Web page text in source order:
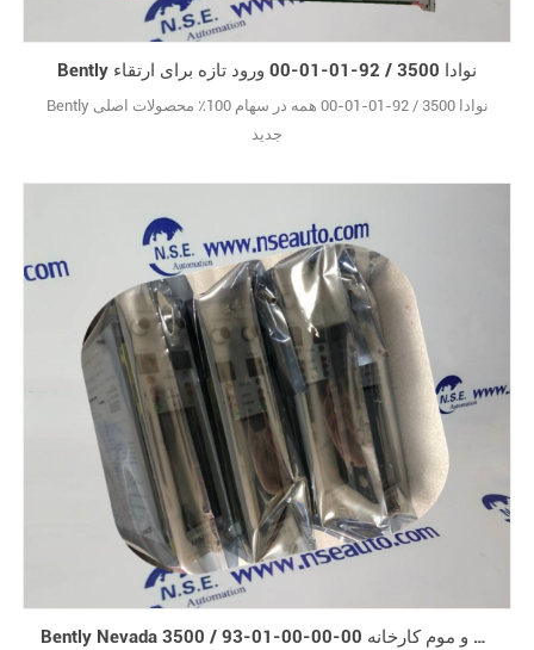
Bently نوادا 3500 / 92-01-01-00 ورود تازه برای ارتقاء
Bently نوادا 3500 / 92-01-01-00 همه در سهام 100٪ محصولات اصلی
جدید
Bently Nevada 3500 / 93-01-00-00-00 اصل جدید با جعبه مهر و موم کارخانه